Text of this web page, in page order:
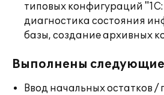
типовых конфигураций
диагностика состояния
базы, создание архивных
Выполнены
Ввод начальных остатков